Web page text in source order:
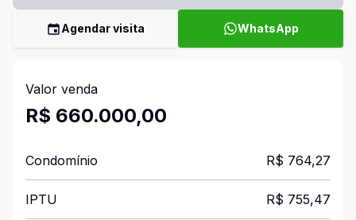
Agendar visita WhatsApp
Valor venda
R$ 660.000,00
Condomínio R$ 764,27
IPTU R$ 755,47